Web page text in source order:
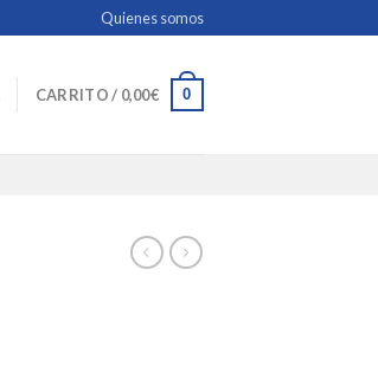
Quienes somos
CARRITO / 0,00€ 0